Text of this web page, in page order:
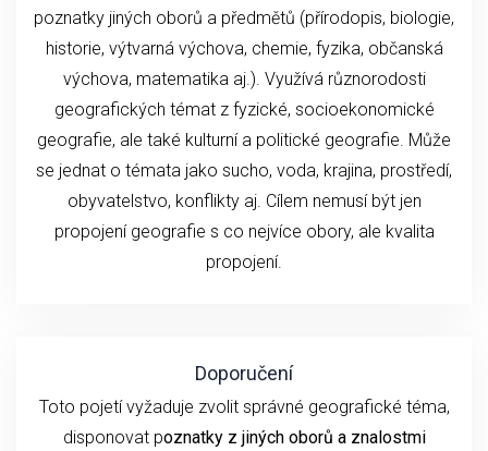
poznatky jiných oborů a předmětů (přírodopis, biologie,
historie, výtvarná výchova, chemie, fyzika, občanská
výchova, matematika aj.). Využívá různorodosti
geografických témat z fyzické, socioekonomické
geografie, ale také kulturní a politické geografie. Může
se jednat o témata jako sucho, voda, krajina, prostředí,
obyvatelstvo, konflikty aj. Cílem nemusí být jen
propojení geografie s co nejvíce obory, ale kvalita
propojení.
Doporučení
Toto pojetí vyžaduje zvolit správné geografické téma,
disponovat poznatky z jiných oborů a znalostmi